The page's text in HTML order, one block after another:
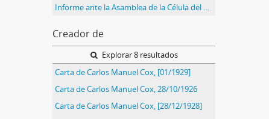
Informe ante la Asamblea de la Célula del Apra en París, 1/9/1928
Creador de
Explorar 8 resultados
Carta de Carlos Manuel Cox, [01/1929]
Carta de Carlos Manuel Cox, 28/10/1926
Carta de Carlos Manuel Cox, [28/12/1928]